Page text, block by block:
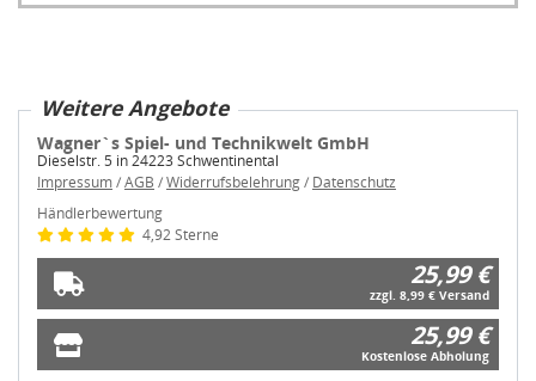
Weitere Angebote
Wagner`s Spiel- und Technikwelt GmbH
Dieselstr. 5 in 24223 Schwentinental
Impressum/AGB /Widerrufsbelehrung/ Datenschutz
Händlerbewertung
4,92 Sterne
25,99 €
zzgl. 8,99 € Versand
25,99 €
Kostenlose Abholung